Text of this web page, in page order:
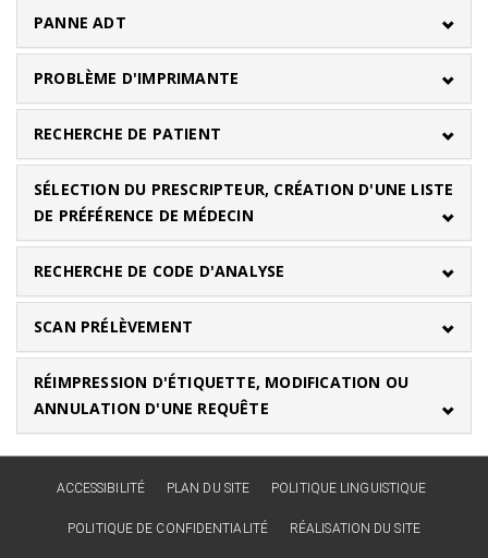
PANNE ADT
PROBLÈME D'IMPRIMANTE
RECHERCHE DE PATIENT
SÉLECTION DU PRESCRIPTEUR, CRÉATION D'UNE LISTE
DE PRÉFÉRENCE DE MÉDECIN
RECHERCHE DE CODE D'ANALYSE
SCAN PRÉLÈVEMENT
RÉIMPRESSION D'ÉTIQUETTE, MODIFICATION OU
ANNULATION D'UNE REQUÊTE
ACCESSIBILITÉ PLAN DU SITE POLITIQUE LINGUISTIQUE
POLITIQUE DE CONFIDENTIALITÉ RÉALISATION DU SITE